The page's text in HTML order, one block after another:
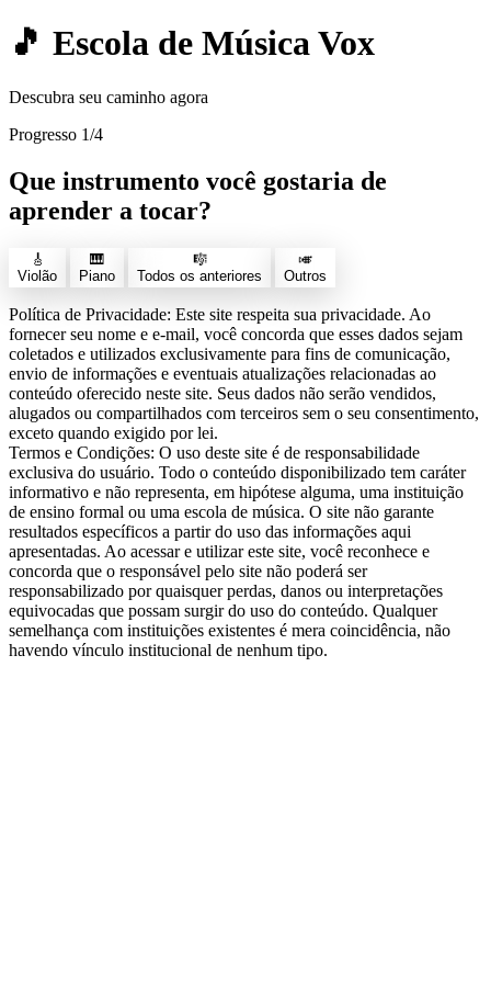
🎵 Escola de Música Vox
Descubra seu caminho agora
Progresso 1/4
Que instrumento você gostaria de
aprender a tocar?
🎸
Violão
🎹
Piano
🎼
Todos os anteriores
🎺
Outros
Política de Privacidade: Este site respeita sua privacidade. Ao
fornecer seu nome e e-mail, você concorda que esses dados sejam
coletados e utilizados exclusivamente para fins de comunicação,
envio de informações e eventuais atualizações relacionadas ao
conteúdo oferecido neste site. Seus dados não serão vendidos,
alugados ou compartilhados com terceiros sem o seu consentimento,
exceto quando exigido por lei.
Termos e Condições: O uso deste site é de responsabilidade
exclusiva do usuário. Todo o conteúdo disponibilizado tem caráter
informativo e não representa, em hipótese alguma, uma instituição
de ensino formal ou uma escola de música. O site não garante
resultados específicos a partir do uso das informações aqui
apresentadas. Ao acessar e utilizar este site, você reconhece e
concorda que o responsável pelo site não poderá ser
responsabilizado por quaisquer perdas, danos ou interpretações
equivocadas que possam surgir do uso do conteúdo. Qualquer
semelhança com instituições existentes é mera coincidência, não
havendo vínculo institucional de nenhum tipo.